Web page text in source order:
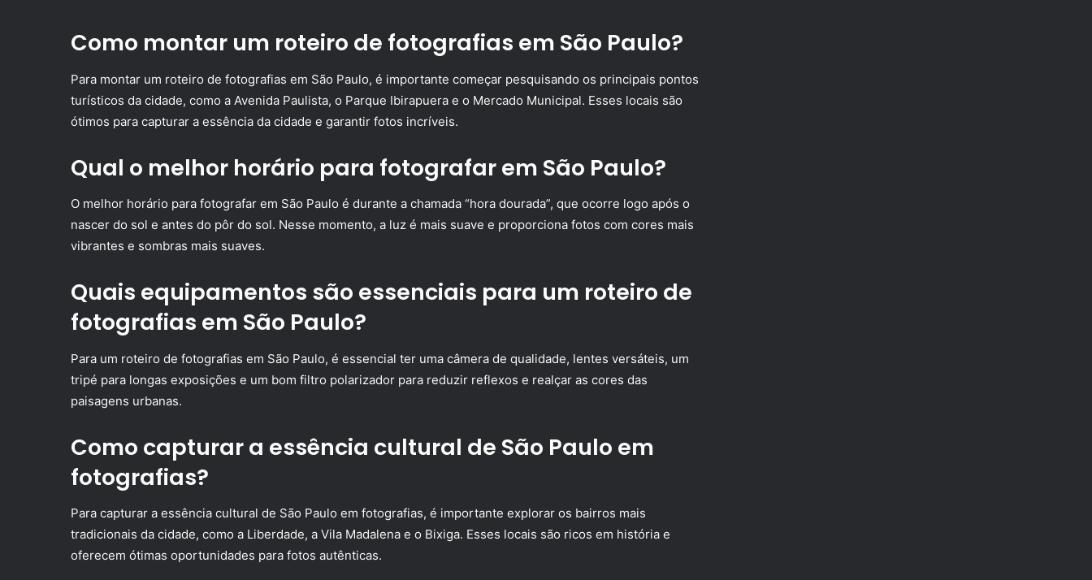
Como montar um roteiro de fotografias em São Paulo?
Para montar um roteiro de fotografias em São Paulo, é importante começar pesquisando os principais pontos
turísticos da cidade, como a Avenida Paulista, o Parque Ibirapuera e o Mercado Municipal. Esses locais são
ótimos para capturar a essência da cidade e garantir fotos incríveis.
Qual o melhor horário para fotografar em São Paulo?
O melhor horário para fotografar em São Paulo é durante a chamada “hora dourada”, que ocorre logo após o
nascer do sol e antes do pôr do sol. Nesse momento, a luz é mais suave e proporciona fotos com cores mais
vibrantes e sombras mais suaves.
Quais equipamentos são essenciais para um roteiro de
fotografias em São Paulo?
Para um roteiro de fotografias em São Paulo, é essencial ter uma câmera de qualidade, lentes versáteis, um
tripé para longas exposições e um bom filtro polarizador para reduzir reflexos e realçar as cores das
paisagens urbanas.
Como capturar a essência cultural de São Paulo em
fotografias?
Para capturar a essência cultural de São Paulo em fotografias, é importante explorar os bairros mais
tradicionais da cidade, como a Liberdade, a Vila Madalena e o Bixiga. Esses locais são ricos em história e
oferecem ótimas oportunidades para fotos autênticas.